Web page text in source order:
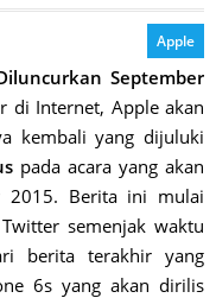
Apple
September
di Internet, Apple akan
kembali yang dijuluki
pada acara yang akan
2015. Berita ini mulai
semenjak waktu
berita terakhir yang
6s yang akan dirilis